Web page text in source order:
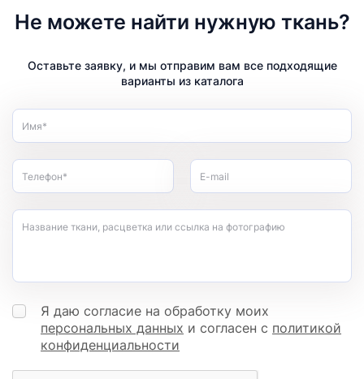
Не можете найти нужную ткань?
Оставьте заявку, и мы отправим вам все подходящие
варианты из каталога
Имя*
Телефон* E-mail
Название ткани, расцветка или ссылка на фотографию
Я даю согласие на обработку моих
персональных данных и согласен с политикой
конфиденциальности